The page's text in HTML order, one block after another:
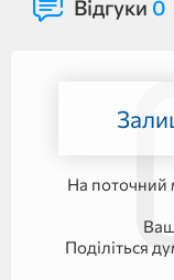
Відгуки 0
На поточний
Ваш
Поділіться